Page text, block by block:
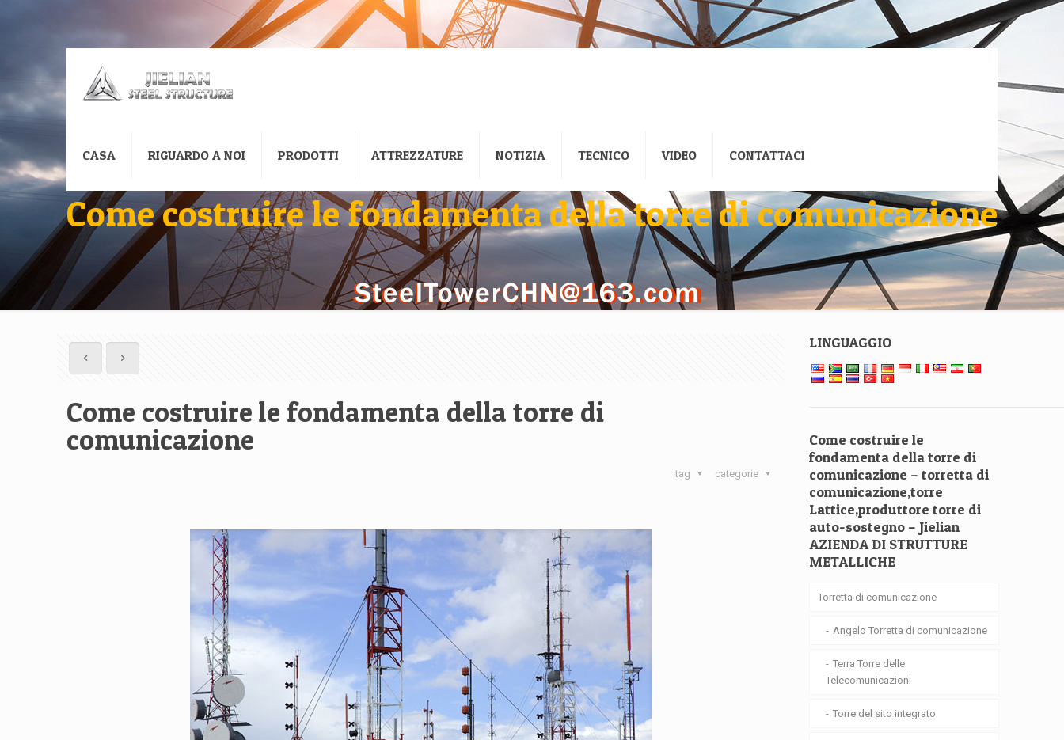
CASA RIGUARDO A NOI PRODOTTI ATTREZZATURE NOTIZIA TECNICO VIDEO CONTATTACI
Come costruire le fondamenta della torre di comunicazione
Come costruire le fondamenta della torre di
comunicazione
categorie
tag
LINGUAGGIO
Come costruire le
fondamenta della torre di
comunicazione – torretta di
comunicazione,torre
Lattice,produttore torre di
auto-sostegno – Jielian
AZIENDA DI STRUTTURE
METALLICHE
Torretta di comunicazione
Angelo Torretta di comunicazione
Terra Torre delle
Telecomunicazioni
Torre del sito integrato